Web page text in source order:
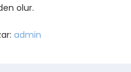
olur.
admin